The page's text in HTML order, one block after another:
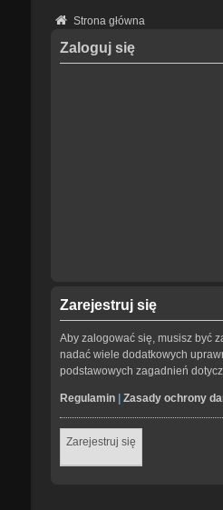
Strona główna
Zaloguj się
Zarejestruj się
Aby zalogować się, musisz być
nadać wiele dodatkowych
podstawowych zagadnień
Regulamin| Zasady ochrony
Zarejestruj się